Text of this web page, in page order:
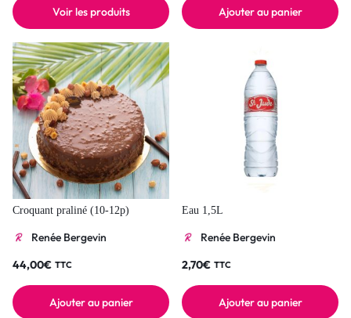
Voir les produits Ajouter au panier
Croquant praliné (10-12p)
Renée Bergevin
44,00€ TTC
Ajouter au panier
Eau 1,5L
Renée Bergevin
2,70€ TTC
Ajouter au panier